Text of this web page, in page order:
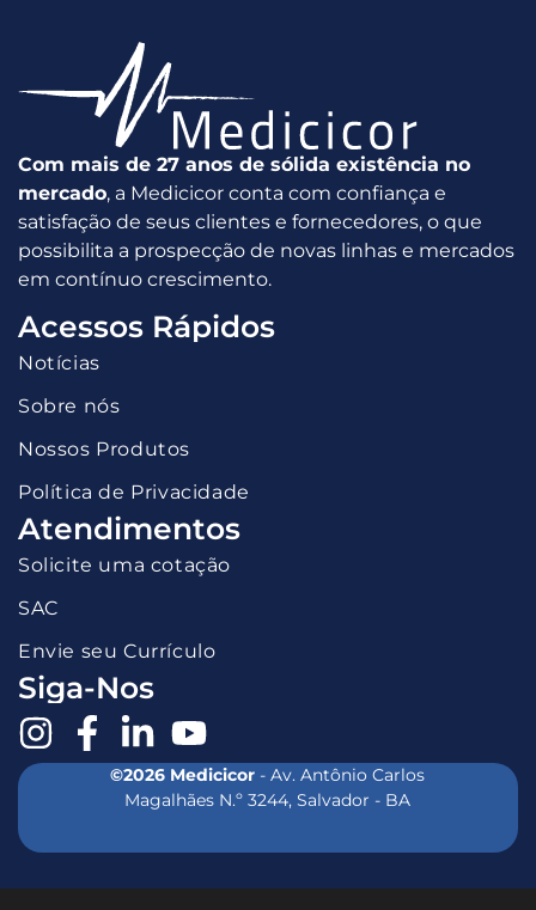
Com mais de 27 anos de sólida existência no
mercado, a Medicicor conta com confiança e
satisfação de seus clientes e fornecedores, o que
possibilita a prospecção de novas linhas e mercados
em contínuo crescimento.
Acessos Rápidos
Notícias
Sobre nós
Nossos Produtos
Política de Privacidade
Atendimentos
Solicite uma cotação
SAC
Envie seu Currículo
Siga-Nos
©2026 Medicicor - Av. Antônio Carlos
Magalhães N.º 3244, Salvador - BA